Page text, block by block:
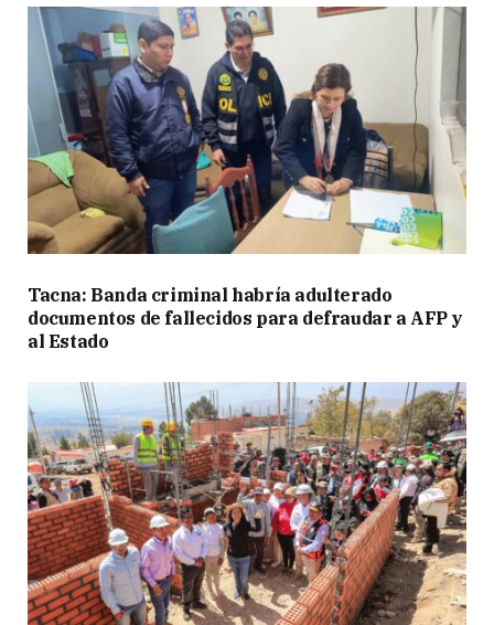
Tacna: Banda criminal habría adulterado
documentos de fallecidos para defraudar a AFP y
al Estado